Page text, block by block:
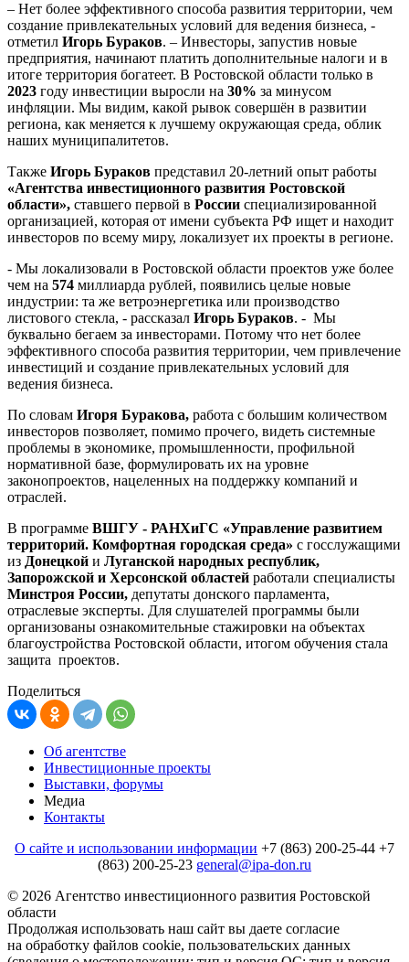
– Нет более эффективного способа развития территории, чем
создание привлекательных условий для ведения бизнеса, -
отметил Игорь Бураков. – Инвесторы, запустив новые
предприятия, начинают платить дополнительные налоги и в
итоге территория богатеет. В Ростовской области только в
2023 году инвестиции выросли на 30% за минусом
инфляции. Мы видим, какой рывок совершён в развитии
региона, как меняется к лучшему окружающая среда, облик
наших муниципалитетов.
Также Игорь Бураков представил 20-летний опыт работы
«Агентства инвестиционного развития Ростовской
области», ставшего первой в России специализированной
организацией, которая от имени субъекта РФ ищет и находит
инвесторов по всему миру, локализует их проекты в регионе.
- Мы локализовали в Ростовской области проектов уже более
чем на 574 миллиарда рублей, появились целые новые
индустрии: та же ветроэнергетика или производство
листового стекла, - рассказал Игорь Бураков. - Мы
буквально бегаем за инвесторами. Потому что нет более
эффективного способа развития территории, чем привлечение
инвестиций и создание привлекательных условий для
ведения бизнеса.
По словам Игоря Буракова, работа с большим количеством
инвесторов позволяет, помимо прочего, видеть системные
проблемы в экономике, промышленности, профильной
нормативной базе, формулировать их на уровне
законопроектов, нацеленных на поддержку компаний и
отраслей.
В программе ВШГУ - РАНХиГС «Управление развитием
территорий. Комфортная городская среда» с госслужащими
из Донецкой и Луганской народных республик,
Запорожской и Херсонской областей работали специалисты
Минстроя России, депутаты донского парламента,
отраслевые эксперты. Для слушателей программы были
организованы ознакомительные стажировки на объектах
благоустройства Ростовской области, итогом обучения стала
защита проектов.
Поделиться
Об агентстве
Инвестиционные проекты
Выставки, форумы
Медиа
Контакты
О сайте и использовании информации +7 (863) 200-25-44 +7
(863) 200-25-23 general@ipa-don.ru
© 2026 Агентство инвестиционного развития Ростовской
области
Продолжая использовать наш сайт вы даете согласие
на обработку файлов cookie, пользовательских данных